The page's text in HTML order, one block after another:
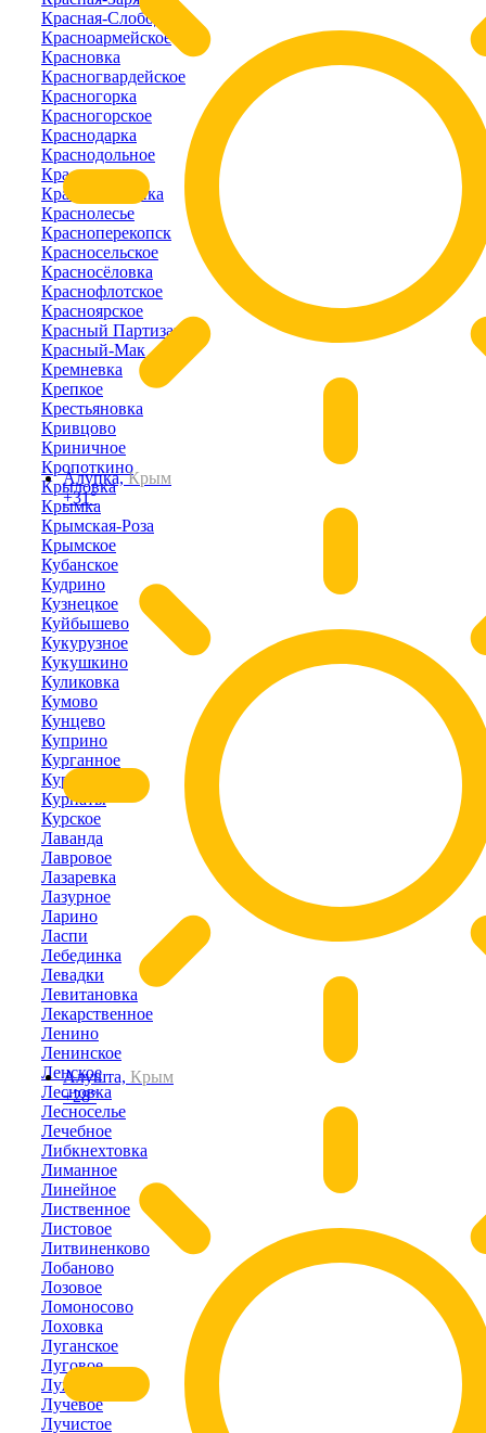
Алупка,Крым
+31°
Алушта, Крым
+28°
Красная-Слобода
Красноармейское
Красновка
Красногвардейское
Красногорка
Красногорское
Краснодарка
Краснодольное
Красное
Краснознаменка
Краснолесье
Красноперекопск
Красносельское
Красносёловка
Краснофлотское
Красноярское
Красный Партизан
Красный-Мак
Кремневка
Крепкое
Крестьяновка
Кривцово
Криничное
Кропоткино
Крыловка
Крымка
Крымская-Роза
Крымское
Кубанское
Кудрино
Кузнецкое
Куйбышево
Кукурузное
Кукушкино
Куликовка
Кумово
Кунцево
Куприно
Курганное
Курортное
Курпаты
Курское
Лаванда
Лавровое
Лазаревка
Лазурное
Ларино
Ласпи
Лебединка
Левадки
Левитановка
Лекарственное
Ленино
Ленинское
Ленское
Лесновка
Лесноселье
Лечебное
Либкнехтовка
Лиманное
Линейное
Лиственное
Листовое
Литвиненково
Лобаново
Лозовое
Ломоносово
Лоховка
Луганское
Луговое
Лужки
Лучевое
Лучистое